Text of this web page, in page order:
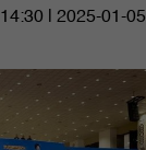
14:30 | 2025-01-05